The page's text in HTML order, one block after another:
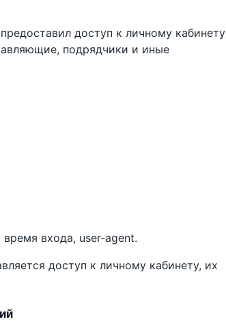
доступ к личному кабинету
подрядчики и иные
входа, user-agent.
доступ к личному кабинету, их